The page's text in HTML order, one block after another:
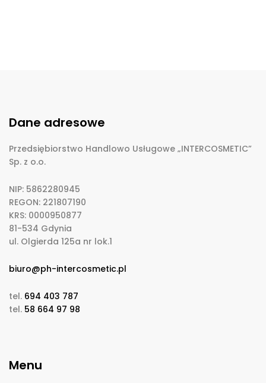
Dane adresowe
Przedsiębiorstwo Handlowo Usługowe „INTERCOSMETIC”
Sp. z o.o.
NIP: 5862280945
REGON: 221807190
KRS: 0000950877
81-534 Gdynia
ul. Olgierda 125a nr lok.1
biuro@ph-intercosmetic.pl
tel. 694 403 787
tel. 58 664 97 98
Menu